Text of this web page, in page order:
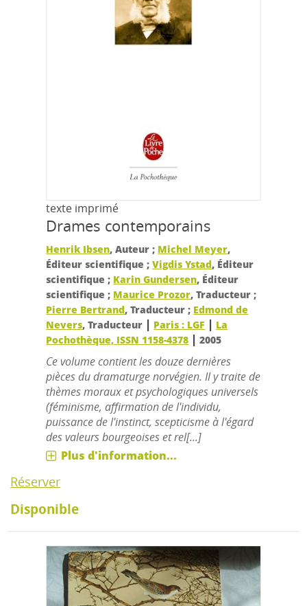
texte imprimé
Drames contemporains
Henrik Ibsen, Auteur ; Michel Meyer,
Éditeur scientifique ;Vigdis Ystad, Éditeur
scientifique ; Karin Gundersen, Éditeur
scientifique ; Maurice Prozor, Traducteur ;
Pierre Bertrand, Traducteur ; Edmond de
Nevers, Traducteur | Paris : LGF | La
Pochothèque, ISSN 1158-4378 |2005
Ce volume contient les douze dernières
pièces du dramaturge norvégien. Il y traite de
thèmes moraux et psychologiques universels
(féminisme, affirmation de l'individu,
puissance de l'instinct, scepticisme à l'égard
des valeurs bourgeoises et rel[...]
Plus d'information...
Réserver
Disponible